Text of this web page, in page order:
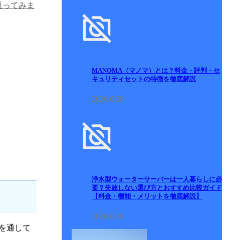
てみま
通して
MANOMA（マノマ）とは？料金・評判・セ
キュリティセットの特徴を徹底解説
2026/6/28
浄水型ウォーターサーバーは一人暮らしに必
要？失敗しない選び方とおすすめ比較ガイド
【料金・機能・メリットを徹底解説】
2026/6/28